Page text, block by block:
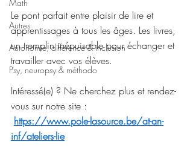
Math
Autres
Autonomie, différence & inclusion
Psy, neuropsy & méthodo
Le pont parfait entre plaisir de lire et
apprentissages à tous les âges. Les livres,
un tremplin inépuisable pour échanger et
travailler avec vos élèves.
Intéressé(e) ? Ne cherchez plus et rendez-
vous sur notre site :
https://www.pole-lasource.be/at-an-
inf/ateliers-lie